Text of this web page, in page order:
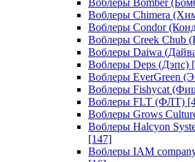
Воблеры Bomber
Воблеры Chimera
Воблеры Condor
Воблеры Creek Chub
Воблеры Daiwa
Воблеры Deps (Дэпс)
Воблеры EverGreen
Воблеры Fishycat
Воблеры FLT (ФЛТ)
Воблеры Grows
Воблеры Halcyon
[147]
Воблеры IAM